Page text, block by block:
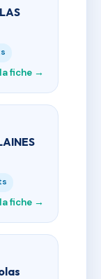
fiche →
fiche →